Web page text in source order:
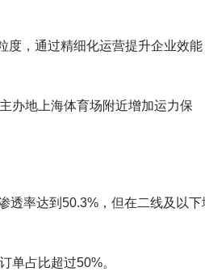
，通过精细化运营提升企业效能
办地上海体育场附近增加运力保
透率达到50.3%，但在二线及以下
单占比超过50%。